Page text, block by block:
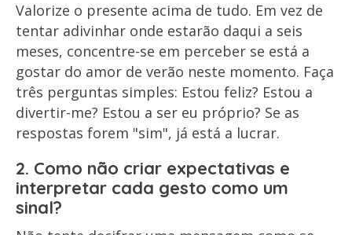
Valorize o presente acima de tudo. Em vez de
tentar adivinhar onde estarão daqui a seis
meses, concentre-se em perceber se está a
gostar do amor de verão neste momento. Faça
três perguntas simples: Estou feliz? Estou a
divertir-me? Estou a ser eu próprio? Se as
respostas forem "sim", já está a lucrar.
2. Como não criar expectativas e
interpretar cada gesto como um
sinal?